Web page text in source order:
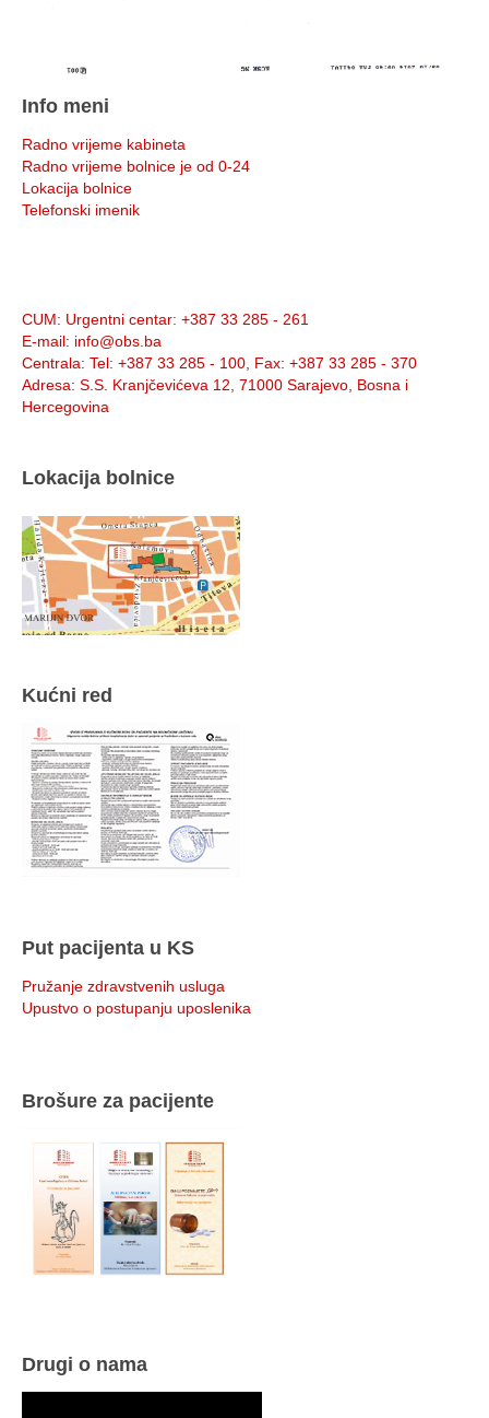
Info meni
Radno vrijeme kabineta
Radno vrijeme bolnice je od 0-24
Lokacija bolnice
Telefonski imenik
CUM: Urgentni centar: +387 33 285 - 261
E-mail: info@obs.ba
Centrala: Tel: +387 33 285 - 100, Fax: +387 33 285 - 370
Adresa: S.S. Kranjčevićeva 12, 71000 Sarajevo, Bosna i
Hercegovina
Lokacija bolnice
Kućni red
Put pacijenta u KS
Pružanje zdravstvenih usluga
Upustvo o postupanju uposlenika
Brošure za pacijente
Drugi o nama